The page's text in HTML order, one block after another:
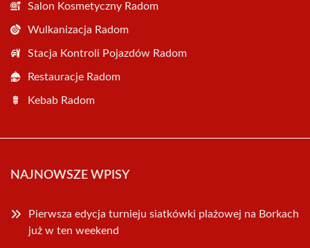
Salon Kosmetyczny Radom
Wulkanizacja Radom
Stacja Kontroli Pojazdów Radom
Restauracje Radom
Kebab Radom
NAJNOWSZE WPISY
Pierwsza edycja turnieju siatkówki plażowej na Borkach
już w ten weekend